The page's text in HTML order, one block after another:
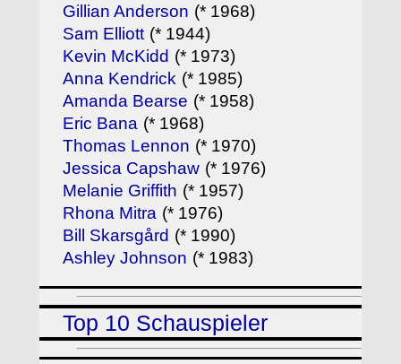
Gillian Anderson (* 1968)
Sam Elliott (* 1944)
Kevin McKidd (* 1973)
Anna Kendrick (* 1985)
Amanda Bearse (* 1958)
Eric Bana (* 1968)
Thomas Lennon (* 1970)
Jessica Capshaw (* 1976)
Melanie Griffith (* 1957)
Rhona Mitra (* 1976)
Bill Skarsgård (* 1990)
Ashley Johnson (* 1983)
Top 10 Schauspieler